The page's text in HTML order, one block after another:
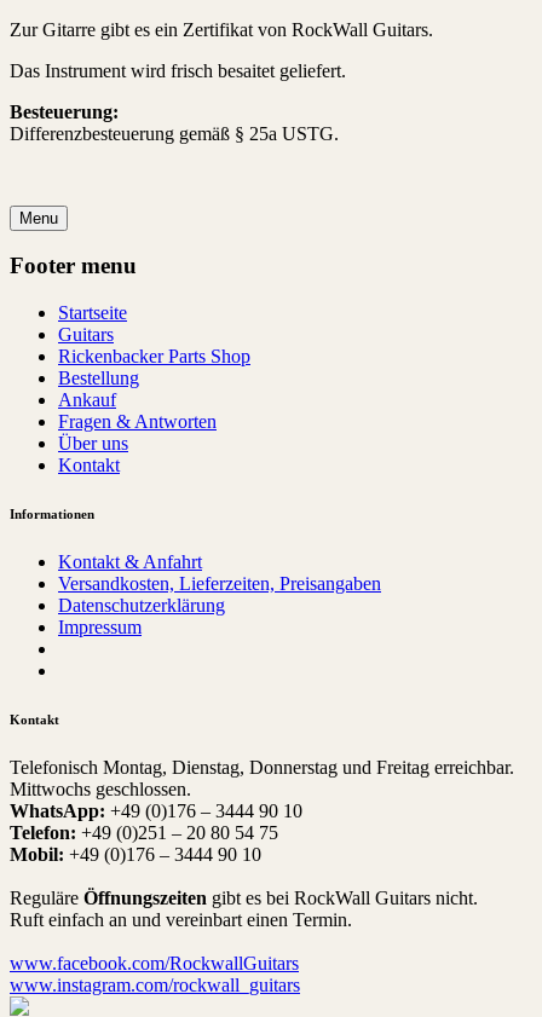
Zur Gitarre gibt es ein Zertifikat von RockWall Guitars.
Das Instrument wird frisch besaitet geliefert.
Besteuerung:
Differenzbesteuerung gemäß § 25a USTG.
Menu
Footer menu
Startseite
Guitars
Rickenbacker Parts Shop
Bestellung
Ankauf
Fragen & Antworten
Über uns
Kontakt
Informationen
Kontakt & Anfahrt
Versandkosten, Lieferzeiten, Preisangaben
Datenschutzerklärung
Impressum
Kontakt
Telefonisch Montag, Dienstag, Donnerstag und Freitag erreichbar.
Mittwochs geschlossen.
WhatsApp: +49 (0)176 – 3444 90 10
Telefon: +49 (0)251 – 20 80 54 75
Mobil: +49 (0)176 – 3444 90 10
Reguläre Öffnungszeiten gibt es bei RockWall Guitars nicht.
Ruft einfach an und vereinbart einen Termin.
www.facebook.com/RockwallGuitars
www.instagram.com/rockwall_guitars